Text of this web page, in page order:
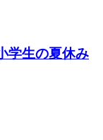
学生の夏休み